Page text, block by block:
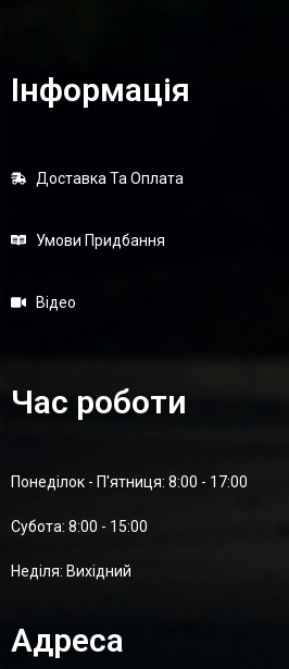
Інформація
Доставка Та Оплата
Умови Придбання
Відео
Час роботи
Понеділок - П'ятниця: 8:00 - 17:00
Суботa: 8:00 - 15:00
Неділя: Вихідний
Адреса